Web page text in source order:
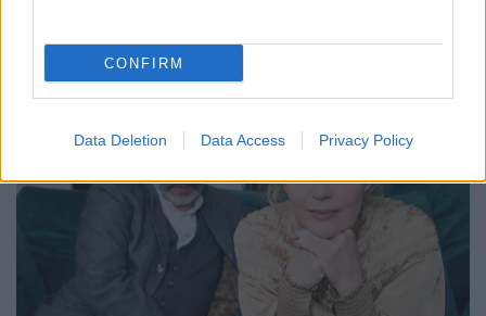
CONFIRM
Data Deletion Data Access Privacy Policy